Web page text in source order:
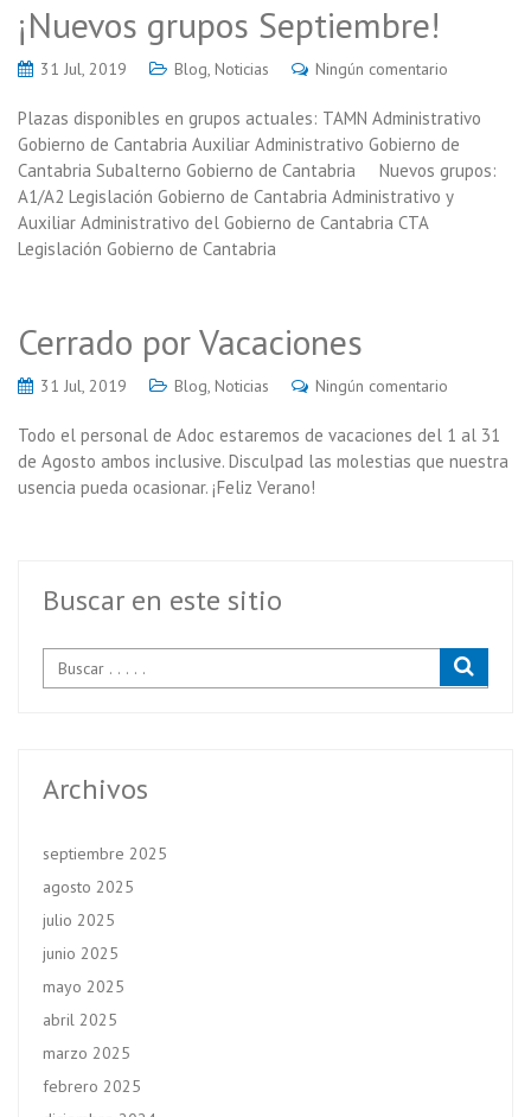
¡Nuevos grupos Septiembre!
31 Jul, 2019 Blog, Noticias Ningún comentario
Plazas disponibles en grupos actuales: TAMN Administrativo
Gobierno de Cantabria Auxiliar Administrativo Gobierno de
Cantabria Subalterno Gobierno de Cantabria Nuevos grupos:
A1/A2 Legislación Gobierno de Cantabria Administrativo y
Auxiliar Administrativo del Gobierno de Cantabria CTA
Legislación Gobierno de Cantabria
Cerrado por Vacaciones
31 Jul, 2019 Blog, Noticias Ningún comentario
Todo el personal de Adoc estaremos de vacaciones del 1 al 31
de Agosto ambos inclusive. Disculpad las molestias que nuestra
usencia pueda ocasionar. ¡Feliz Verano!
Buscar en este sitio
Archivos
septiembre 2025
agosto 2025
julio 2025
junio 2025
mayo 2025
abril 2025
marzo 2025
febrero 2025